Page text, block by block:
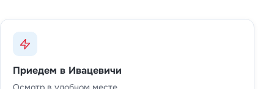
Приедем в Ивацевичи